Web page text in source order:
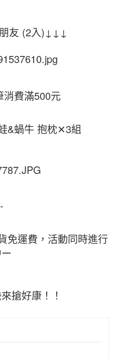
友 (2入)↓ ↓ ↓
費滿500元
&蝸牛 抱枕✕3組
-
免運費，活動同時進行
搶好康！！